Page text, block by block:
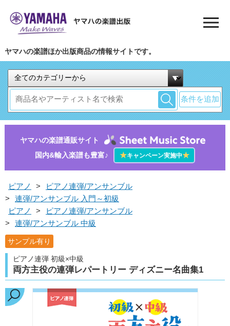
ヤマハの楽譜ほか出版商品の情報サイトです。
条件を追加
ヤマハの楽譜通販サイト
国内&輸入楽譜も豊富♪
★キャンペーン実施中★
ピアノ >
ピアノ連弾/アンサンブル
>
連弾/アンサンブル 入門～初級
ピアノ
>
ピアノ連弾/アンサンブル
>
連弾/アンサンブル 中級
サンプル有り
ピアノ連弾 初級×中級
両方主役の連弾レパートリー ディズニー名曲集1